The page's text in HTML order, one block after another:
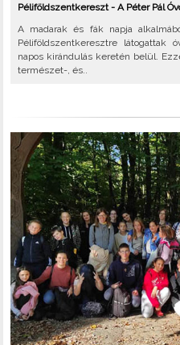
Péliföldszentkereszt - A Péter Pál
A madarak és fák napja
Péliföldszentkeresztre látogattak
napos kirándulás keretén belül.
természet-, és..